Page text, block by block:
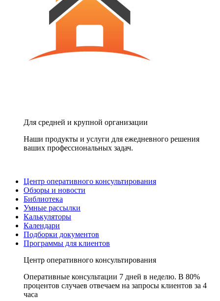
Для средней и крупной организации
Наши продукты и услуги для ежедневного решения
ваших профессиональных задач.
Центр оперативного консультирования
Обзоры и новости
Библиотека
Умные рассылки
Калькуляторы
Календари
Подборки документов
Программы для клиентов
Центр оперативного консультирования
Оперативные консультации 7 дней в неделю. В 80%
процентов случаев отвечаем на запросы клиентов за 4
часа